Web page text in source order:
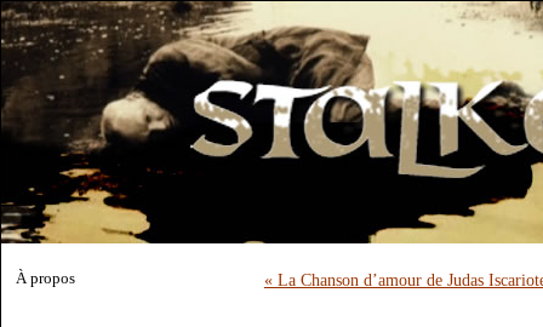
À propos « La Chanson d’amour de Judas